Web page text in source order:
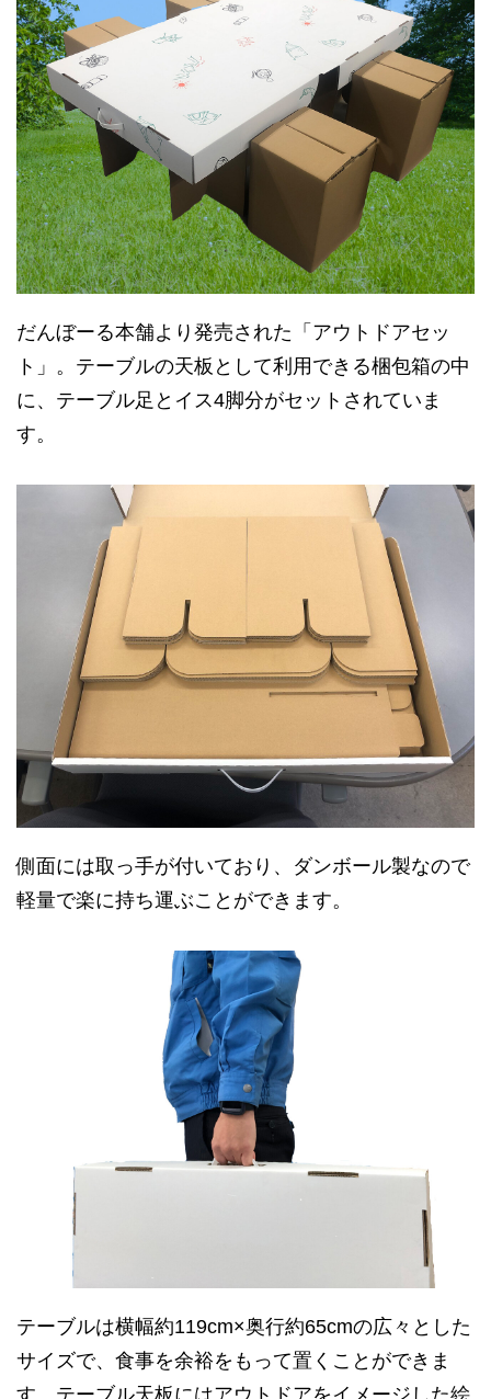
だんぼーる本舗より発売された「アウトドアセッ
ト」。テーブルの天板として利用できる梱包箱の中
に、テーブル足とイス4脚分がセットされていま
す。
側面には取っ手が付いており、ダンボール製なので
軽量で楽に持ち運ぶことができます。
テーブルは横幅約119cm×奥行約65cmの広々とした
サイズで、食事を余裕をもって置くことができま
す。テーブル天板にはアウトドアをイメージした絵